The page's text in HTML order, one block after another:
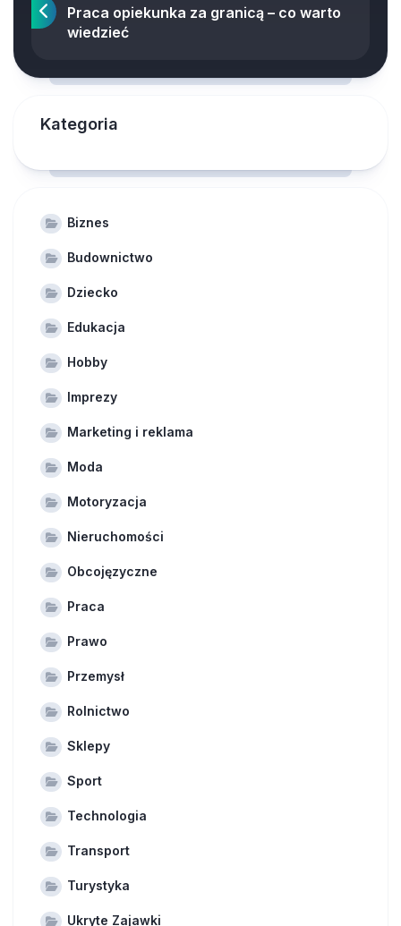
Praca opiekunka za granicą – co warto
wiedzieć
Kategoria
Biznes
Budownictwo
Dziecko
Edukacja
Hobby
Imprezy
Marketing i reklama
Moda
Motoryzacja
Nieruchomości
Obcojęzyczne
Praca
Prawo
Przemysł
Rolnictwo
Sklepy
Sport
Technologia
Transport
Turystyka
Ukryte Zajawki